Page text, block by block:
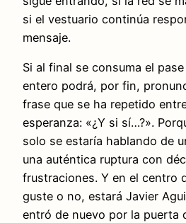
si el vestuario continúa
mensaje.
Si al final se consuma el
entero podrá, por fin,
frase que se ha repetido
esperanza: «¿Y si sí…?».
solo se estaría hablando de
una auténtica ruptura con
frustraciones. Y en el centro
guste o no, estará Javier
entró de nuevo por la puerta